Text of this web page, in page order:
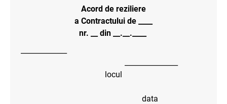
Acord de reziliere
a Contractului de ____
nr. __ din __.__.____
locul
data